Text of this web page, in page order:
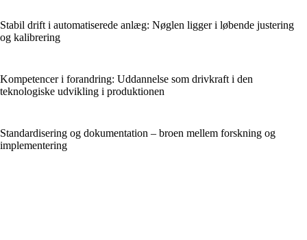
Stabil drift i automatiserede anlæg: Nøglen ligger i løbende justering
og kalibrering
Kompetencer i forandring: Uddannelse som drivkraft i den
teknologiske udvikling i produktionen
Standardisering og dokumentation – broen mellem forskning og
implementering